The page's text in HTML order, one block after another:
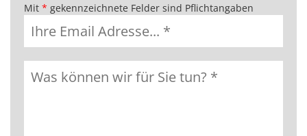
Mit * gekennzeichnete Felder sind Pflichtangaben